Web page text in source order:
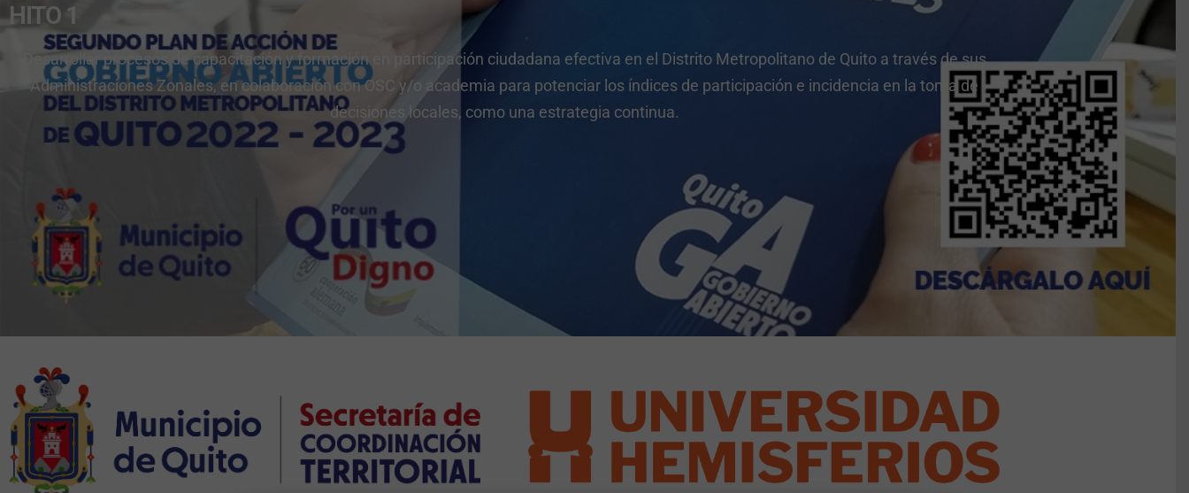
HITO 1
Desarrollar procesos de capacitación y formación en participación ciudadana efectiva en el Distrito Metropolitano de Quito a través de sus
Administraciones Zonales, en colaboración con OSC y/o academia para potenciar los índices de participación e incidencia en la toma de
decisiones locales, como una estrategia continua.